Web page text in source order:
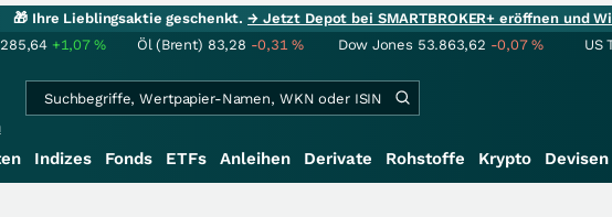
🎁 Ihre Lieblingsaktie geschenkt.→ Jetzt Depot bei SMARTBROKER+ eröffnen und
+1,07% Öl (Brent) 83,28 -0,31% Dow Jones 53.863,62 -0,07% US
Indizes Fonds ETFs Anleihen Derivate Rohstoffe Krypto Devisen